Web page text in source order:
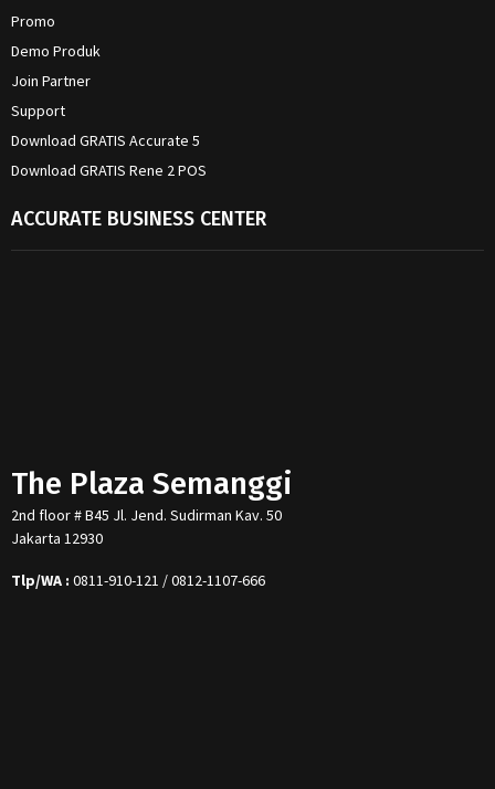
Promo
Demo Produk
Join Partner
Support
Download GRATIS Accurate 5
Download GRATIS Rene 2 POS
ACCURATE BUSINESS CENTER
The Plaza Semanggi
2nd floor # B45 Jl. Jend. Sudirman Kav. 50
Jakarta 12930
Tlp/WA : 0811-910-121 / 0812-1107-666